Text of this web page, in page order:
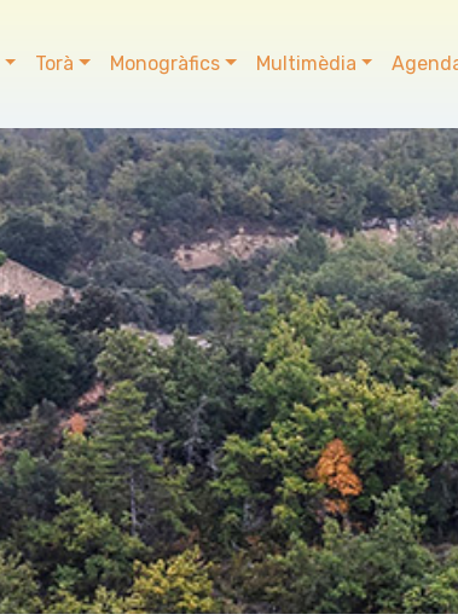
Torà Monogràfics Multimèdia